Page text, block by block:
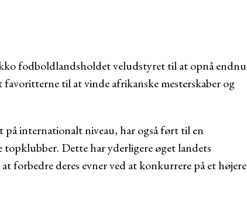
fodboldlandsholdet veludstyret til at opnå endnu
til at vinde afrikanske mesterskaber og
internationalt niveau, har også ført til en
Dette har yderligere øget landets
deres evner ved at konkurrere på et højere